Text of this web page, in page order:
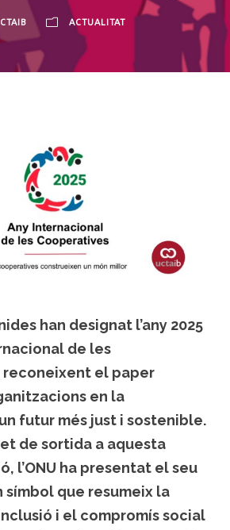
ACTUALITAT
han designat l’any 2025
de les
reconeixent el paper
en la
futur més just i sostenible.
de sortida a aquesta
l’ONU ha presentat el seu
símbol que resumeix la
i el compromís social